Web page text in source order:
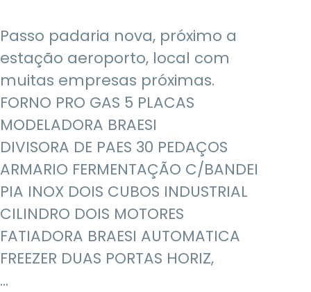
Passo padaria nova, próximo a
estação aeroporto, local com
muitas empresas próximas.
FORNO PRO GAS 5 PLACAS
MODELADORA BRAESI
DIVISORA DE PAES 30 PEDAÇOS
ARMARIO FERMENTAÇÃO C/BANDEI
PIA INOX DOIS CUBOS INDUSTRIAL
CILINDRO DOIS MOTORES
FATIADORA BRAESI AUTOMATICA
FREEZER DUAS PORTAS HORIZ,
...